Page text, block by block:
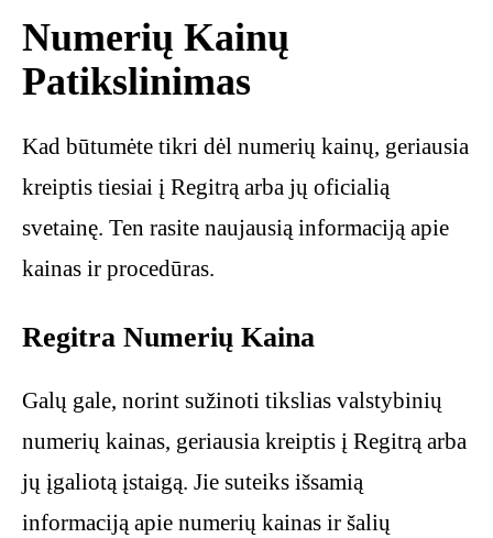
Numerių Kainų
Patikslinimas
Kad būtumėte tikri dėl numerių kainų, geriausia
kreiptis tiesiai į Regitrą arba jų oficialią
svetainę. Ten rasite naujausią informaciją apie
kainas ir procedūras.
Regitra Numerių Kaina
Galų gale, norint sužinoti tikslias valstybinių
numerių kainas, geriausia kreiptis į Regitrą arba
jų įgaliotą įstaigą. Jie suteiks išsamią
informaciją apie numerių kainas ir šalių